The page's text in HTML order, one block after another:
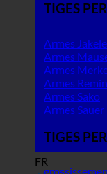
FR
TIGES
Armes Jakele
Armes
Armes
Armes
Armes Sako
Armes Sauer
TIGES